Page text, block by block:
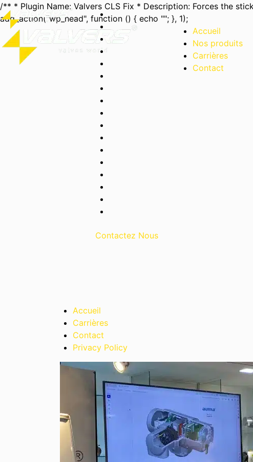
/** * Plugin Name: Valvers CLS Fix * Description: Forces the
add_action("wp_head", function () { echo ""; }, 1);
Accueil
Nos produits
Carrières
Contact
Contactez Nous
Accueil
Carrières
Contact
Privacy Policy